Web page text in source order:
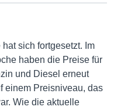
sich fortgesetzt. Im
haben die Preise für
und Diesel erneut
einem Preisniveau, das
Wie die aktuelle